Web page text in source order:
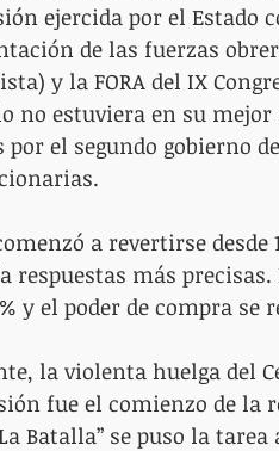
ejercida por el Estado
de las fuerzas
y la FORA del IX
estuviera en su mejor
el segundo gobierno
a revertirse desde
más precisas.
y el poder de compra se
la violenta huelga del
fue el comienzo de
Batalla” se puso la